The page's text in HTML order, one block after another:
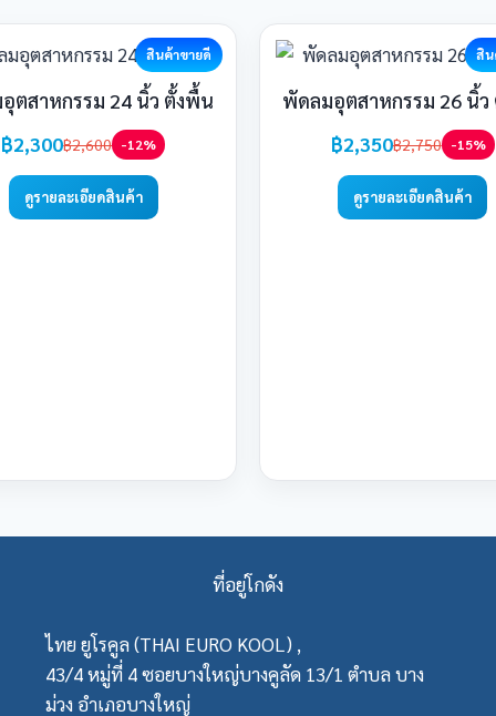
สินค้าขายดี
ตสาหกรรม 24 นิ้ว ตั้งพื้น
฿2,300฿2,600 -12%
ดูรายละเอียดสินค้า
สิน
พัดลมอุตสาหกรรม 26 นิ้ว
฿2,350฿2,750 -15%
ดูรายละเอียดสินค้า
ที่อยู่โกดัง
ไทย ยูโรคูล (THAI EURO KOOL) ,
43/4 หมู่ที่ 4 ซอยบางใหญ่บางคูลัด 13/1 ตำบล บาง
ม่วง อำเภอบางใหญ่